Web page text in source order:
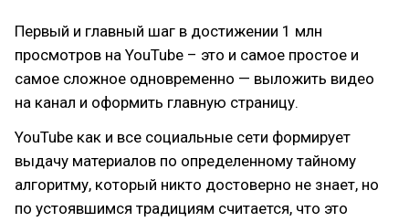
Первый и главный шаг в достижении 1 млн
просмотров на YouTube – это и самое простое и
самое сложное одновременно — выложить видео
на канал и оформить главную страницу.
YouTube как и все социальные сети формирует
выдачу материалов по определенному тайному
алгоритму, который никто достоверно не знает, но
по устоявшимся традициям считается, что это